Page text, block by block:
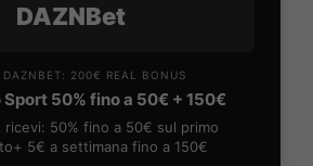
DAZNBet
DAZNBET: 200€ REAL BONUS
50% fino a 50€ + 150€
ricevi: 50% fino a 50€ sul primo
5€ a settimana fino a 150€